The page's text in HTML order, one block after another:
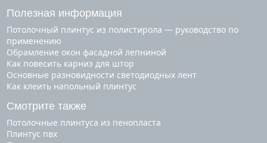
Полезная информация
Потолочный плинтус из полистирола — руководство по
применению
Обрамление окон фасадной лепниной
Как повесить карниз для штор
Основные разновидности светодиодных лент
Как клеить напольный плинтус
Смотрите также
потолочные плинтуса из пенопласта
плинтус пвх